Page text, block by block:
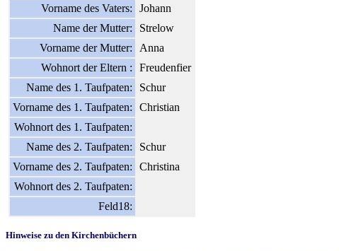
Vorname des Vaters:
Johann
Name der Mutter:
Strelow
Vorname der Mutter:
Anna
Wohnort der Eltern :
Freudenfier
Name des 1. Taufpaten:
Schur
Vorname des 1. Taufpaten:
Christian
Wohnort des 1. Taufpaten:
Name des 2. Taufpaten:
Schur
Vorname des 2. Taufpaten:
Christina
Wohnort des 2. Taufpaten:
Feld18:
Hinweise zu den Kirchenbüchern